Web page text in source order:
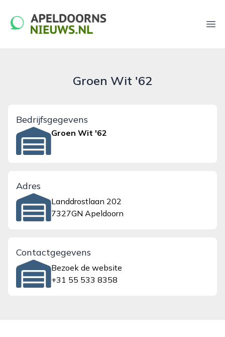
apeldoornsnieuws.nl
Groen Wit '62
Bedrijfsgegevens
Groen Wit '62
Adres
Landdrostlaan 202
7327GN Apeldoorn
Contactgegevens
Bezoek de website
+31 55 533 8358